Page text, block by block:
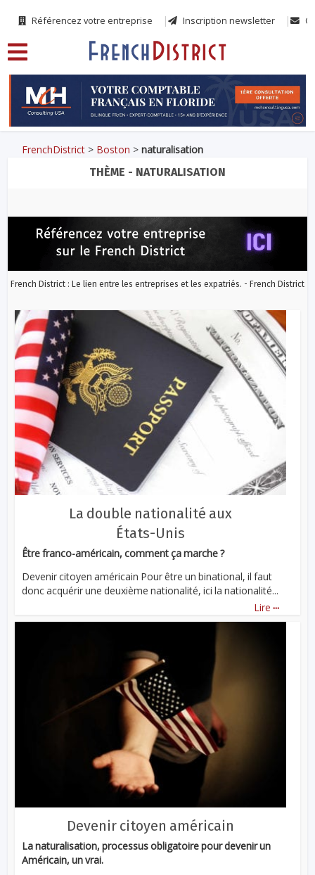
Référencez votre entreprise Inscription newsletter
FrenchDistrict > Boston >naturalisation
THÈME - NATURALISATION
French District : Le lien entre les entreprises et les expatriés. - French District
La double nationalité aux
États-Unis
Être franco-américain, comment ça marche ?
Devenir citoyen américain Pour être un binational, il faut
donc acquérir une deuxième nationalité, ici la nationalité...
Lire ...
Devenir citoyen américain
La naturalisation, processus obligatoire pour devenir un
Américain, un vrai.